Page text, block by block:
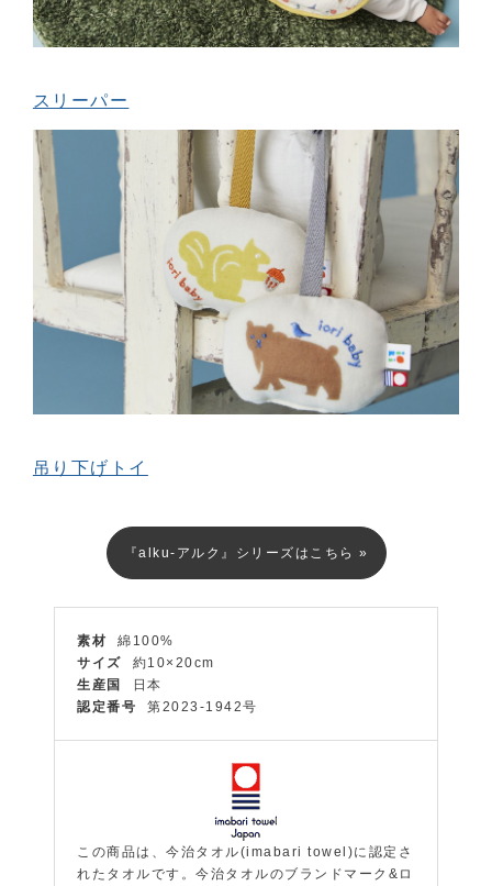
スリーパー
吊り下げトイ
『alku-アルク』シリーズはこちら »
素材
綿100%
サイズ
約10×20cm
生産国
日本
認定番号
第2023-1942号
この商品は、今治タオル(imabari towel)に認定さ
れたタオルです。今治タオルのブランドマーク&ロ